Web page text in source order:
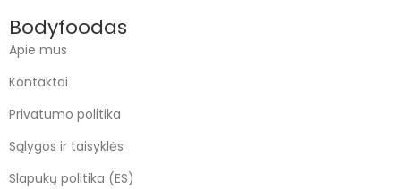
Bodyfoodas
Apie mus
Kontaktai
Privatumo politika
Sąlygos ir taisyklės
Slapukų politika (ES)